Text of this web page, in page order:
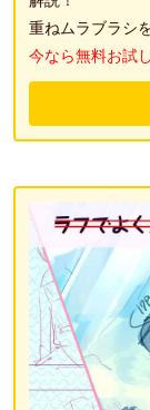
重ねムラブラシ
今なら無料お試